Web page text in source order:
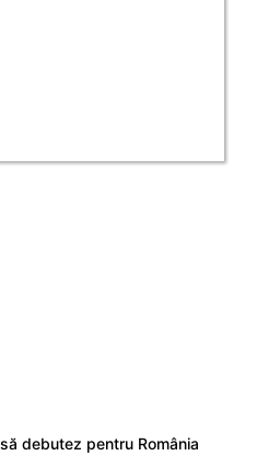
debutez pentru România